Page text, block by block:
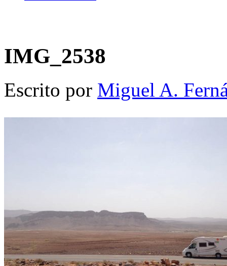
IMG_2538
Escrito por Miguel A.